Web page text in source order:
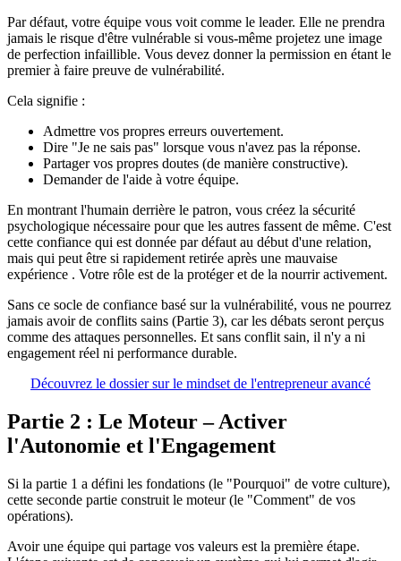
Par défaut, votre équipe vous voit comme le leader. Elle ne prendra
jamais le risque d'être vulnérable si vous-même projetez une image
de perfection infaillible. Vous devez donner la permission en étant le
premier à faire preuve de vulnérabilité.
Cela signifie :
Admettre vos propres erreurs ouvertement.
Dire "Je ne sais pas" lorsque vous n'avez pas la réponse.
Partager vos propres doutes (de manière constructive).
Demander de l'aide à votre équipe.
En montrant l'humain derrière le patron, vous créez la sécurité
psychologique nécessaire pour que les autres fassent de même. C'est
cette confiance qui est donnée par défaut au début d'une relation,
mais qui peut être si rapidement retirée après une mauvaise
expérience . Votre rôle est de la protéger et de la nourrir activement.
Sans ce socle de confiance basé sur la vulnérabilité, vous ne pourrez
jamais avoir de conflits sains (Partie 3), car les débats seront perçus
comme des attaques personnelles. Et sans conflit sain, il n'y a ni
engagement réel ni performance durable.
Découvrez le dossier sur le mindset de l'entrepreneur avancé
Partie 2 : Le Moteur – Activer
l'Autonomie et l'Engagement
Si la partie 1 a défini les fondations (le "Pourquoi" de votre culture),
cette seconde partie construit le moteur (le "Comment" de vos
opérations).
Avoir une équipe qui partage vos valeurs est la première étape.